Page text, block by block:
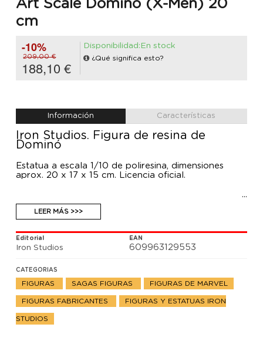
Art Scale Domino (X-Men) 20
cm
-10%
209,00 €
188,10 €
Disponibilidad:En stock
¿Qué significa esto?
Información Características
Iron Studios. Figura de resina de
Dominó
Estatua a escala 1/10 de poliresina, dimensiones
aprox. 20 x 17 x 15 cm. Licencia oficial.
LEER MÁS >>>
Editorial
Iron Studios
EAN
609963129553
CATEGORIAS
FIGURAS SAGAS FIGURAS FIGURAS DE MARVEL
FIGURAS FABRICANTES FIGURAS Y ESTATUAS IRON
STUDIOS